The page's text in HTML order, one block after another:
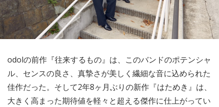
odolの前作『往来するもの』は、このバンドのポテンシャ
ル、センスの良さ、真摯さが美しく繊細な音に込められた
佳作だった。そして2年8ヶ月ぶりの新作『はためき』は、
大きく高まった期待値を軽々と超える傑作に仕上がってい